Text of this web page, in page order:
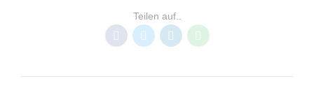
Teilen auf..